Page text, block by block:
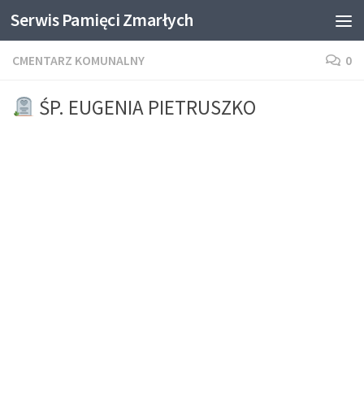
Skip to content
Serwis Pamięci Zmarłych
CMENTARZ KOMUNALNY 0
ŚP. EUGENIA PIETRUSZKO